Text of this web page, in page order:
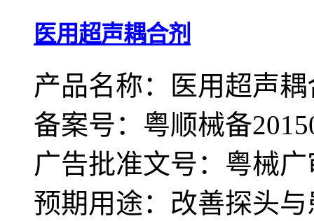
医用超声耦合剂
产品名称：医用超声
备案号：粤顺械备
广告批准文号：粤械
预期用途：改善探头